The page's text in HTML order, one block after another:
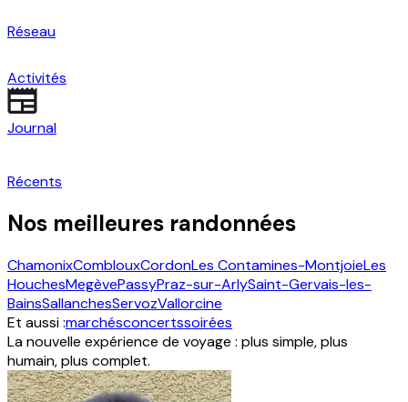
Réseau
Activités
Journal
Récents
Nos meilleures randonnées
ChamonixComblouxCordonLes Contamines-MontjoieLes
HouchesMegèvePassyPraz-sur-ArlySaint-Gervais-les-
BainsSallanchesServozVallorcine
Et aussi :marchésconcertssoirées
La nouvelle expérience de voyage : plus simple, plus
humain, plus complet.